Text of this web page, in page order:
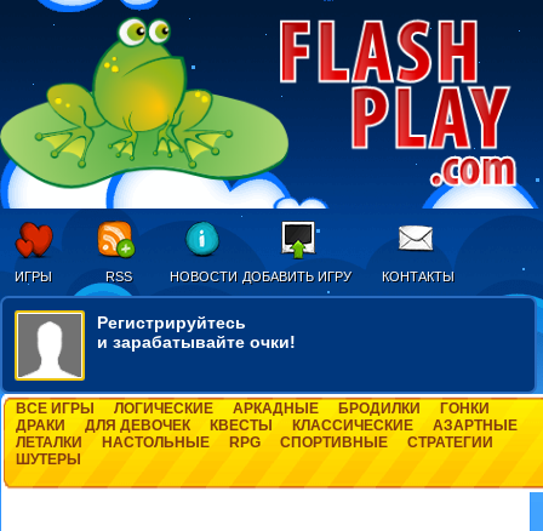
ИГРЫ RSS НОВОСТИ ДОБАВИТЬ ИГРУ КОНТАКТЫ
Регистрируйтесь
и зарабатывайте очки!
ВСЕ ИГРЫ ЛОГИЧЕСКИЕ АРКАДНЫЕ БРОДИЛКИ
ГОНКИ
ДРАКИ
ДЛЯ ДЕВОЧЕК КВЕСТЫ КЛАССИЧЕСКИЕ
АЗАРТНЫЕ
ЛЕТАЛКИ
НАСТОЛЬНЫЕ RPG СПОРТИВНЫЕ
СТРАТЕГИИ
ШУТЕРЫ